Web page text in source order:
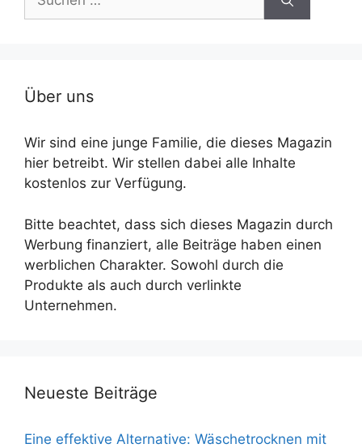
nach:
Über uns
Wir sind eine junge Familie, die dieses Magazin
hier betreibt. Wir stellen dabei alle Inhalte
kostenlos zur Verfügung.
Bitte beachtet, dass sich dieses Magazin durch
Werbung finanziert, alle Beiträge haben einen
werblichen Charakter. Sowohl durch die
Produkte als auch durch verlinkte
Unternehmen.
Neueste Beiträge
Eine effektive Alternative: Wäschetrocknen mit